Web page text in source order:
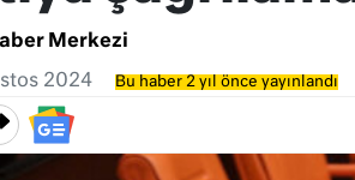
Merkezi
2024 Bu haber 2 yıl önce yayınlandı